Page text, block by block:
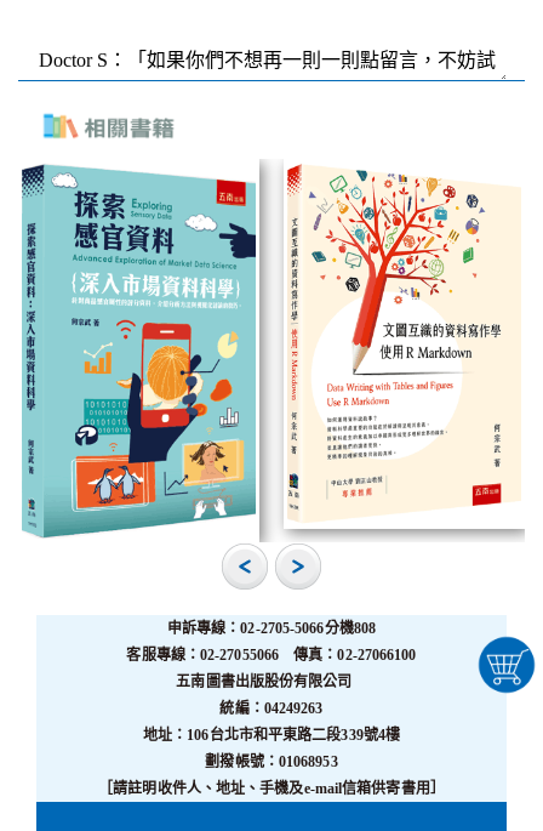
申訴專線：02-2705-5066分機808
客服專線：02-27055066 傳真：02-27066100
五南圖書出版股份有限公司
統編：04249263
地址：106台北市和平東路二段339號4樓
劃撥帳號：01068953
［請註明收件人、地址、手機及e-mail信箱供寄書用］